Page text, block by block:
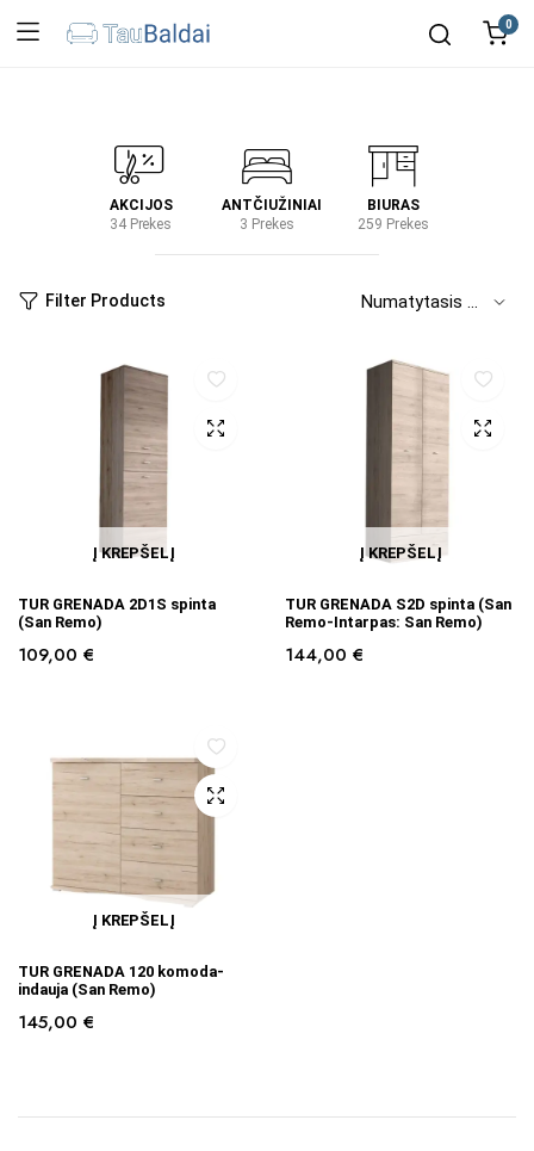
0
AKCIJOS
34 Prekes
ANTČIUŽINIAI
3 Prekes
BIURAS
259 Prekes
Filter Products
Į KREPŠELĮ
TUR GRENADA 2D1S spinta
(San Remo)
109,00 €
Į KREPŠELĮ
TUR GRENADA S2D spinta (San
Remo-Intarpas: San Remo)
144,00 €
Į KREPŠELĮ
TUR GRENADA 120 komoda-
indauja (San Remo)
145,00 €